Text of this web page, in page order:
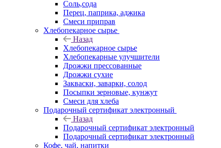
Соль,сода
Перец, паприка, аджика
Смеси приправ
Хлебопекарное сырье
Назад
Хлебопекарное сырье
Хлебопекарные улучшители
Дрожжи прессованные
Дрожжи сухие
Закваски, заварки, солод
Посыпки зерновые, кунжут
Смеси для хлеба
Подарочный сертификат электронный
Назад
Подарочный сертификат электронный
Подарочный сертификат электронный
Кофе, чай, напитки